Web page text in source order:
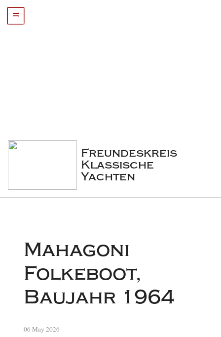
=
Freundeskreis
Klassische
Yachten
Mahagoni
Folkeboot,
Baujahr 1964
06 May 2026